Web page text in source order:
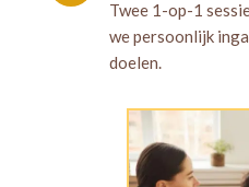
Twee 1-op-1
we persoonlijk
doelen.